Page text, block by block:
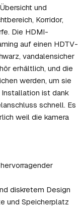
und
Korridor,
Die HDMI-
auf einen HDTV-
vandalensicher
erhältlich, und die
werden, um sie
Installation ist dank
schnell. Es
weil die kamera
diskretem Design
und Speicherplatz